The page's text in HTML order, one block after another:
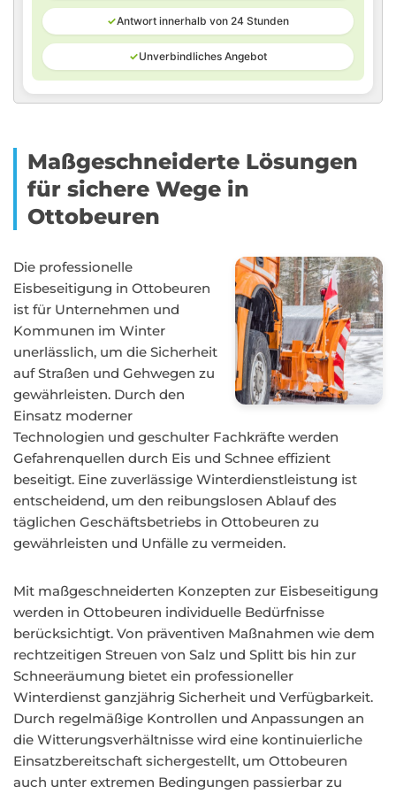
✓Antwort innerhalb von 24 Stunden
✓Unverbindliches Angebot
Maßgeschneiderte Lösungen
für sichere Wege in
Ottobeuren
Die professionelle
Eisbeseitigung in Ottobeuren
ist für Unternehmen und
Kommunen im Winter
unerlässlich, um die Sicherheit
auf Straßen und Gehwegen zu
gewährleisten. Durch den
Einsatz moderner
Technologien und geschulter Fachkräfte werden
Gefahrenquellen durch Eis und Schnee effizient
beseitigt. Eine zuverlässige Winterdienstleistung ist
entscheidend, um den reibungslosen Ablauf des
täglichen Geschäftsbetriebs in Ottobeuren zu
gewährleisten und Unfälle zu vermeiden.
Mit maßgeschneiderten Konzepten zur Eisbeseitigung
werden in Ottobeuren individuelle Bedürfnisse
berücksichtigt. Von präventiven Maßnahmen wie dem
rechtzeitigen Streuen von Salz und Splitt bis hin zur
Schneeräumung bietet ein professioneller
Winterdienst ganzjährig Sicherheit und Verfügbarkeit.
Durch regelmäßige Kontrollen und Anpassungen an
die Witterungsverhältnisse wird eine kontinuierliche
Einsatzbereitschaft sichergestellt, um Ottobeuren
auch unter extremen Bedingungen passierbar zu